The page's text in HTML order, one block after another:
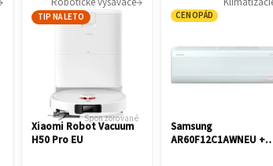
TIP NA LETO
Sponzorované
Xiaomi Robot Vacuum
H50 Pro EU
CENOPÁD
Samsung
AR60F12C1AWNEU +